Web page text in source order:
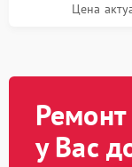
Цена
у Вас